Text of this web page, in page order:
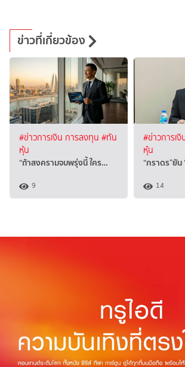
ข่าวที่เกี่ยวข้อง
#ข่าวการเงิน การลงทุน #ทัน
หุ้น
“ถ้าสงครามจบพรุ่งนี้ ใคร…
9
#ข่าวการเ
หุ้น
“ภราดร”ยั
14